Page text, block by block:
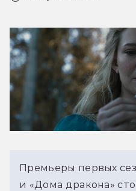
Премьеры первых
и «Дома дракона»